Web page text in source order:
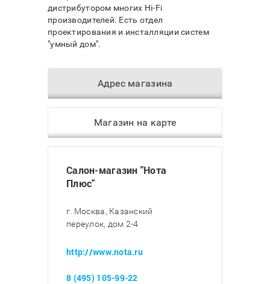
дистрибутором многих Hi-Fi
производителей. Есть отдел
проектирования и инсталляции систем
"умный дом".
Адрес магазина
Магазин на карте
Салон-магазин "Нота
Плюс"
г. Москва, Казанский
переулок, дом 2-4
http://www.nota.ru
8 (495) 105-99-22